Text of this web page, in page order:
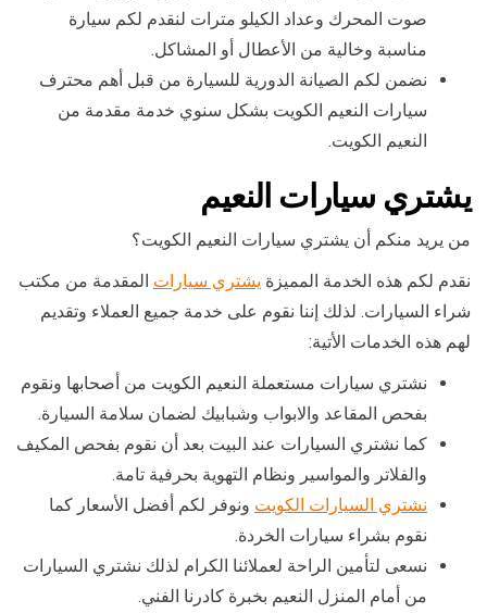
صوت المحرك وعداد الكيلو مترات لنقدم لكم سيارة
مناسبة وخالية من الأعطال أو المشاكل.
نضمن لكم الصيانة الدورية للسيارة من قبل أهم محترف
سيارات النعيم الكويت بشكل سنوي خدمة مقدمة من
النعيم الكويت.
يشتري سيارات النعيم
من يريد منكم أن يشتري سيارات النعيم الكويت؟
نقدم لكم هذه الخدمة المميزة يشتري سيارات المقدمة من مكتب
شراء السيارات. لذلك إننا نقوم على خدمة جميع العملاء وتقديم
لهم هذه الخدمات الأتية:
نشتري سيارات مستعملة النعيم الكويت من أصحابها ونقوم
بفحص المقاعد والابواب وشبابيك لضمان سلامة السيارة.
كما نشتري السيارات عند البيت بعد أن نقوم بفحص المكيف
والفلاتر والمواسير ونظام التهوية بحرفية تامة.
نشتري السيارات الكويت ونوفر لكم أفضل الأسعار كما
نقوم بشراء سيارات الخردة.
نسعى لتأمين الراحة لعملائنا الكرام لذلك نشتري السيارات
من أمام المنزل النعيم بخبرة كادرنا الفني.